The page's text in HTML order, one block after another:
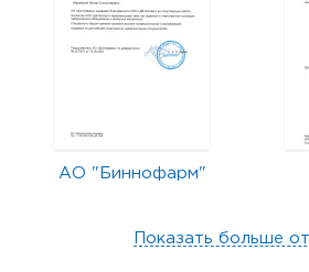
АО "Биннофарм"
Показать больше